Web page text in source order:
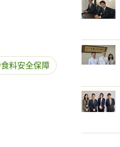
食料安全保障